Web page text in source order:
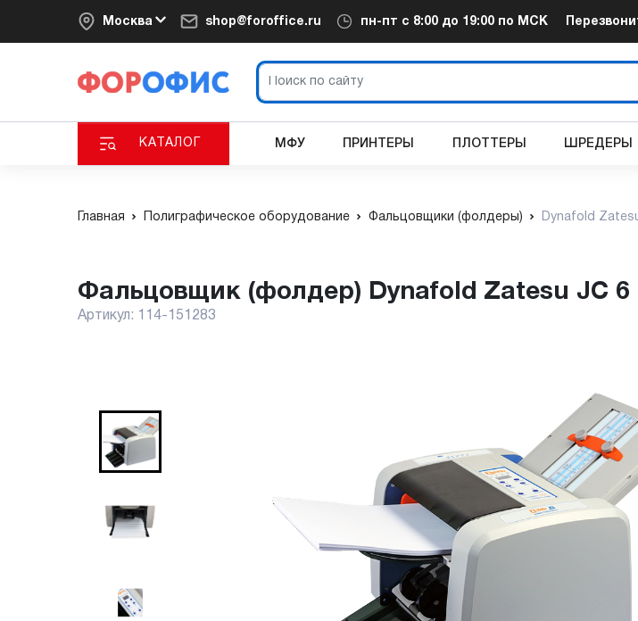
Москва shop@foroffice.ru пн-пт с 8:00 до 19:00 по МСК
КАТАЛОГ МФУ ПРИНТЕРЫ ПЛОТТЕРЫ ШРЕДЕРЫ
Главная Полиграфическое оборудование Фальцовщики (фолдеры) Dynafold
Фальцовщик (фолдер) Dynafold Zatesu JC 6
Артикул: 114-151283